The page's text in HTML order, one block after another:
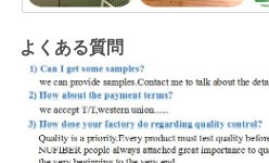
よくある質問